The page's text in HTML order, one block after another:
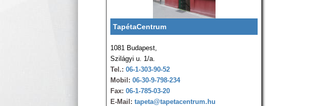
TapétaCentrum
1081 Budapest,
Szilágyi u. 1/a.
Tel.: 06-1-303-90-52
Mobil: 06-30-9-798-234
Fax: 06-1-785-03-20
E-Mail: tapeta@tapetacentrum.hu